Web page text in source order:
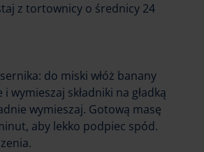
z tortownicy o średnicy 24
do miski włóż banany
wymieszaj składniki na gładką
wymieszaj. Gotową masę
aby lekko podpiec spód.